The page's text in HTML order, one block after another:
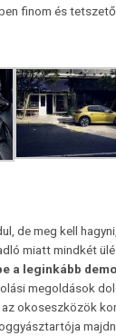
finom és
de meg kell
miatt mindkét
a leginkább
megoldások
okoseszközök